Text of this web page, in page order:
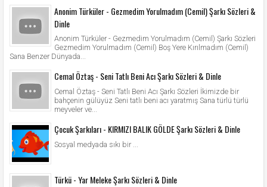
Anonim Türküler - Gezmedim Yorulmadım (Cemil) Şarkı Sözleri &
Dinle
Anonim Türküler - Gezmedim Yorulmadım (Cemil) Şarkı Sözleri
Gezmedim Yorulmadım (Cemil) Boş Yere Kırılmadım (Cemil)
Sana Benzer Dünyada...
Cemal Öztaş - Seni Tatlı Beni Acı Şarkı Sözleri & Dinle
Cemal Öztaş - Seni Tatlı Beni Acı Şarkı Sözleri İkimizde bir
bahçenin gülüyüz Seni tatlı beni acı yaratmış Sana türlü türlü
meyveler ve...
Çocuk Şarkıları - KIRMIZI BALIK GÖLDE Şarkı Sözleri & Dinle
Sosyal medyada sıkı bir ...
Türkü - Yar Meleke Şarkı Sözleri & Dinle